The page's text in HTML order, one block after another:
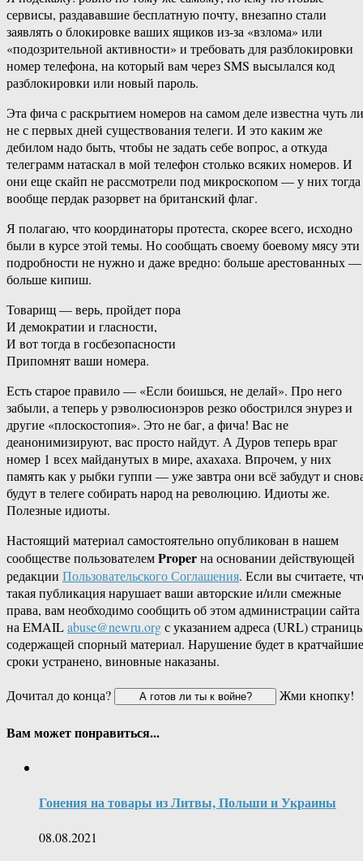
сервисы, раздававшие бесплатную почту, внезапно стали
заявлять о блокировке ваших ящиков из-за «взлома» или
«подозрительной активности» и требовать для разблокировки
номер телефона, на который вам через SMS высылался код
разблокировки или новый пароль.
Эта фича с раскрытием номеров на самом деле известна чуть ли
не с первых дней существования телеги. И это каким же
дебилом надо быть, чтобы не задать себе вопрос, а откуда
телеграмм натаскал в мой телефон столько всяких номеров. И
они еще скайп не рассмотрели под микроскопом — у них тогда
вообще пердак разорвет на британский флаг.
Я полагаю, что координаторы протеста, скорее всего, исходно
были в курсе этой темы. Но сообщать своему боевому мясу эти
подробности не нужно и даже вредно: больше арестованных —
больше кипиш.
Товарищ — верь, пройдет пора
И демократии и гласности,
И вот тогда в госбезопасности
Припомнят ваши номера.
Есть старое правило — «Если боишься, не делай». Про него
забыли, а теперь у рэволюсионэров резко обострился энурез и
другие «плоскостопия». Это не баг, а фича! Вас не
деанонимизируют, вас просто найдут. А Дуров теперь враг
номер 1 всех майданутых в мире, ахахаха. Впрочем, у них
память как у рыбки гуппи — уже завтра они всё забудут и
будут в телеге собирать народ на революцию. Идиоты же.
Полезные идиоты.
Настоящий материал самостоятельно опубликован в нашем
сообществе пользователемProperна основании действующей
редакции Пользовательского Соглашения. Если вы считаете,
такая публикация нарушает ваши авторские и/или смежные
права, вам необходимо сообщить об этом администрации сайта
на EMAILabuse@newru.orgс указанием адреса (URL)
содержащей спорный материал. Нарушение будет в кратчайшие
сроки устранено, виновные наказаны.
Дочитал до конца?
Жми кнопку!
Вам может понравиться...
Гонения на товары из Литвы, Польши и Украины
08.08.2021